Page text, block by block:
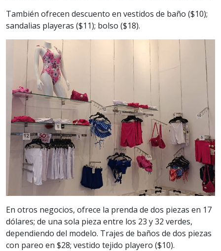
También ofrecen descuento en vestidos de baño ($10);
sandalias playeras ($11); bolso ($18).
En otros negocios, ofrece la prenda de dos piezas en 17
dólares; de una sola pieza entre los 23 y 32 verdes,
dependiendo del modelo. Trajes de baños de dos piezas
con pareo en $28; vestido tejido playero ($10).